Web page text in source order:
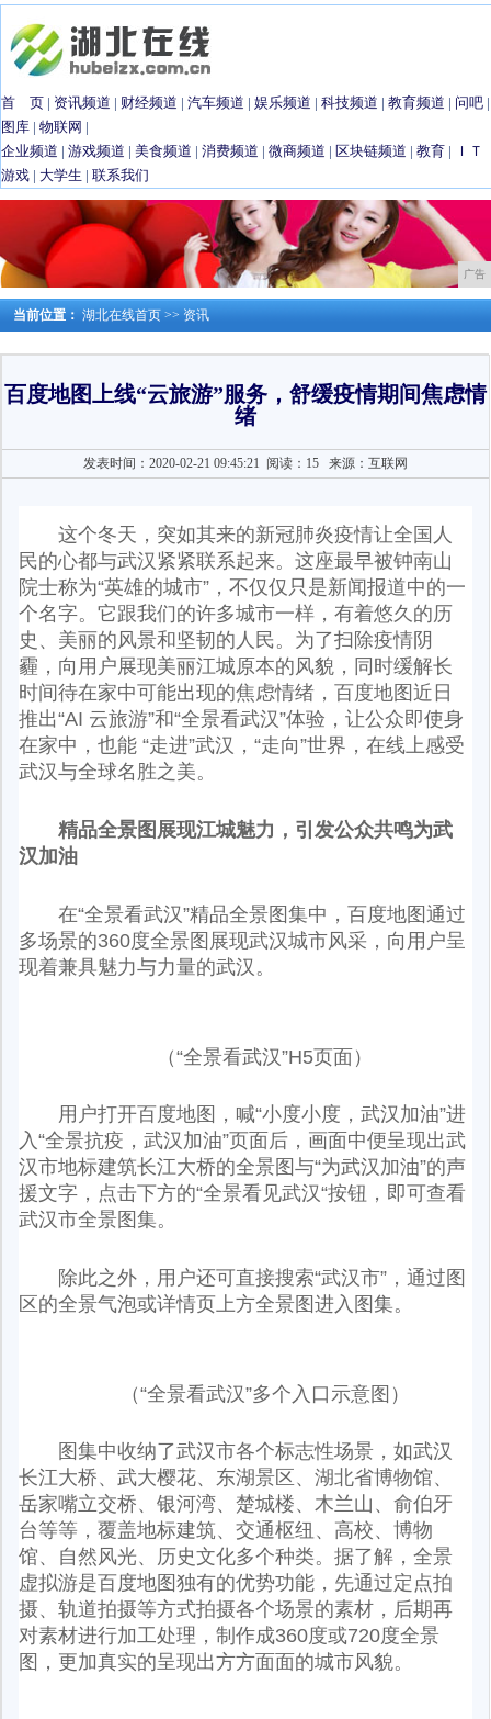
首 页 | 资讯频道 | 财经频道 | 汽车频道 | 娱乐频道 | 科技频道 | 教育频道 | 问吧 |
图库 | 物联网 |
企业频道 | 游戏频道 | 美食频道 | 消费频道 | 微商频道 | 区块链频道 | 教育 |
ＩＴ
游戏 | 大学生 | 联系我们
广告
当前位置： 湖北在线首页 >> 资讯
百度地图上线“云旅游”服务，舒缓疫情期间焦虑情
绪
发表时间：2020-02-21 09:45:21 阅读：15来源：互联网
这个冬天，突如其来的新冠肺炎疫情让全国人
民的心都与武汉紧紧联系起来。这座最早被钟南山
院士称为“英雄的城市”，不仅仅只是新闻报道中的一
个名字。它跟我们的许多城市一样，有着悠久的历
史、美丽的风景和坚韧的人民。为了扫除疫情阴
霾，向用户展现美丽江城原本的风貌，同时缓解长
时间待在家中可能出现的焦虑情绪，百度地图近日
推出“AI 云旅游”和“全景看武汉”体验，让公众即使身
在家中，也能 “走进”武汉，“走向”世界，在线上感受
武汉与全球名胜之美。
精品全景图展现江城魅力，引发公众共鸣为武
汉加油
在“全景看武汉”精品全景图集中，百度地图通过
多场景的360度全景图展现武汉城市风采，向用户呈
现着兼具魅力与力量的武汉。
（“全景看武汉”H5页面）
用户打开百度地图，喊“小度小度，武汉加油”进
入“全景抗疫，武汉加油”页面后，画面中便呈现出武
汉市地标建筑长江大桥的全景图与“为武汉加油”的声
援文字，点击下方的“全景看见武汉“按钮，即可查看
武汉市全景图集。
除此之外，用户还可直接搜索“武汉市”，通过图
区的全景气泡或详情页上方全景图进入图集。
（“全景看武汉”多个入口示意图）
图集中收纳了武汉市各个标志性场景，如武汉
长江大桥、武大樱花、东湖景区、湖北省博物馆、
岳家嘴立交桥、银河湾、楚城楼、木兰山、俞伯牙
台等等，覆盖地标建筑、交通枢纽、高校、博物
馆、自然风光、历史文化多个种类。据了解，全景
虚拟游是百度地图独有的优势功能，先通过定点拍
摄、轨道拍摄等方式拍摄各个场景的素材，后期再
对素材进行加工处理，制作成360度或720度全景
图，更加真实的呈现出方方面面的城市风貌。